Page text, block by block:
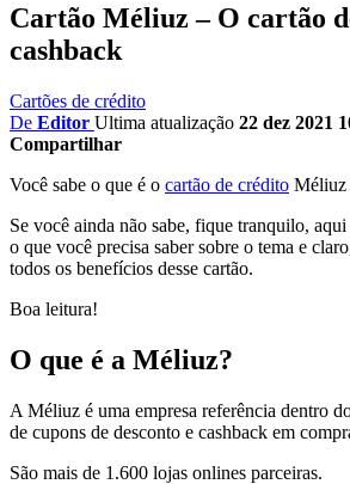
Cartão Méliuz – O cartão
cashback
Cartões de crédito
De Editor Ultima atualização 22 dez 2021
Compartilhar
Você sabe o que é o cartão de crédito Méliuz
Se você ainda não sabe, fique tranquilo,
o que você precisa saber sobre o tema e
todos os benefícios desse cartão.
Boa leitura!
O que é a Méliuz?
A Méliuz é uma empresa referência dentro
de cupons de desconto e cashback em
São mais de 1.600 lojas onlines parceiras.